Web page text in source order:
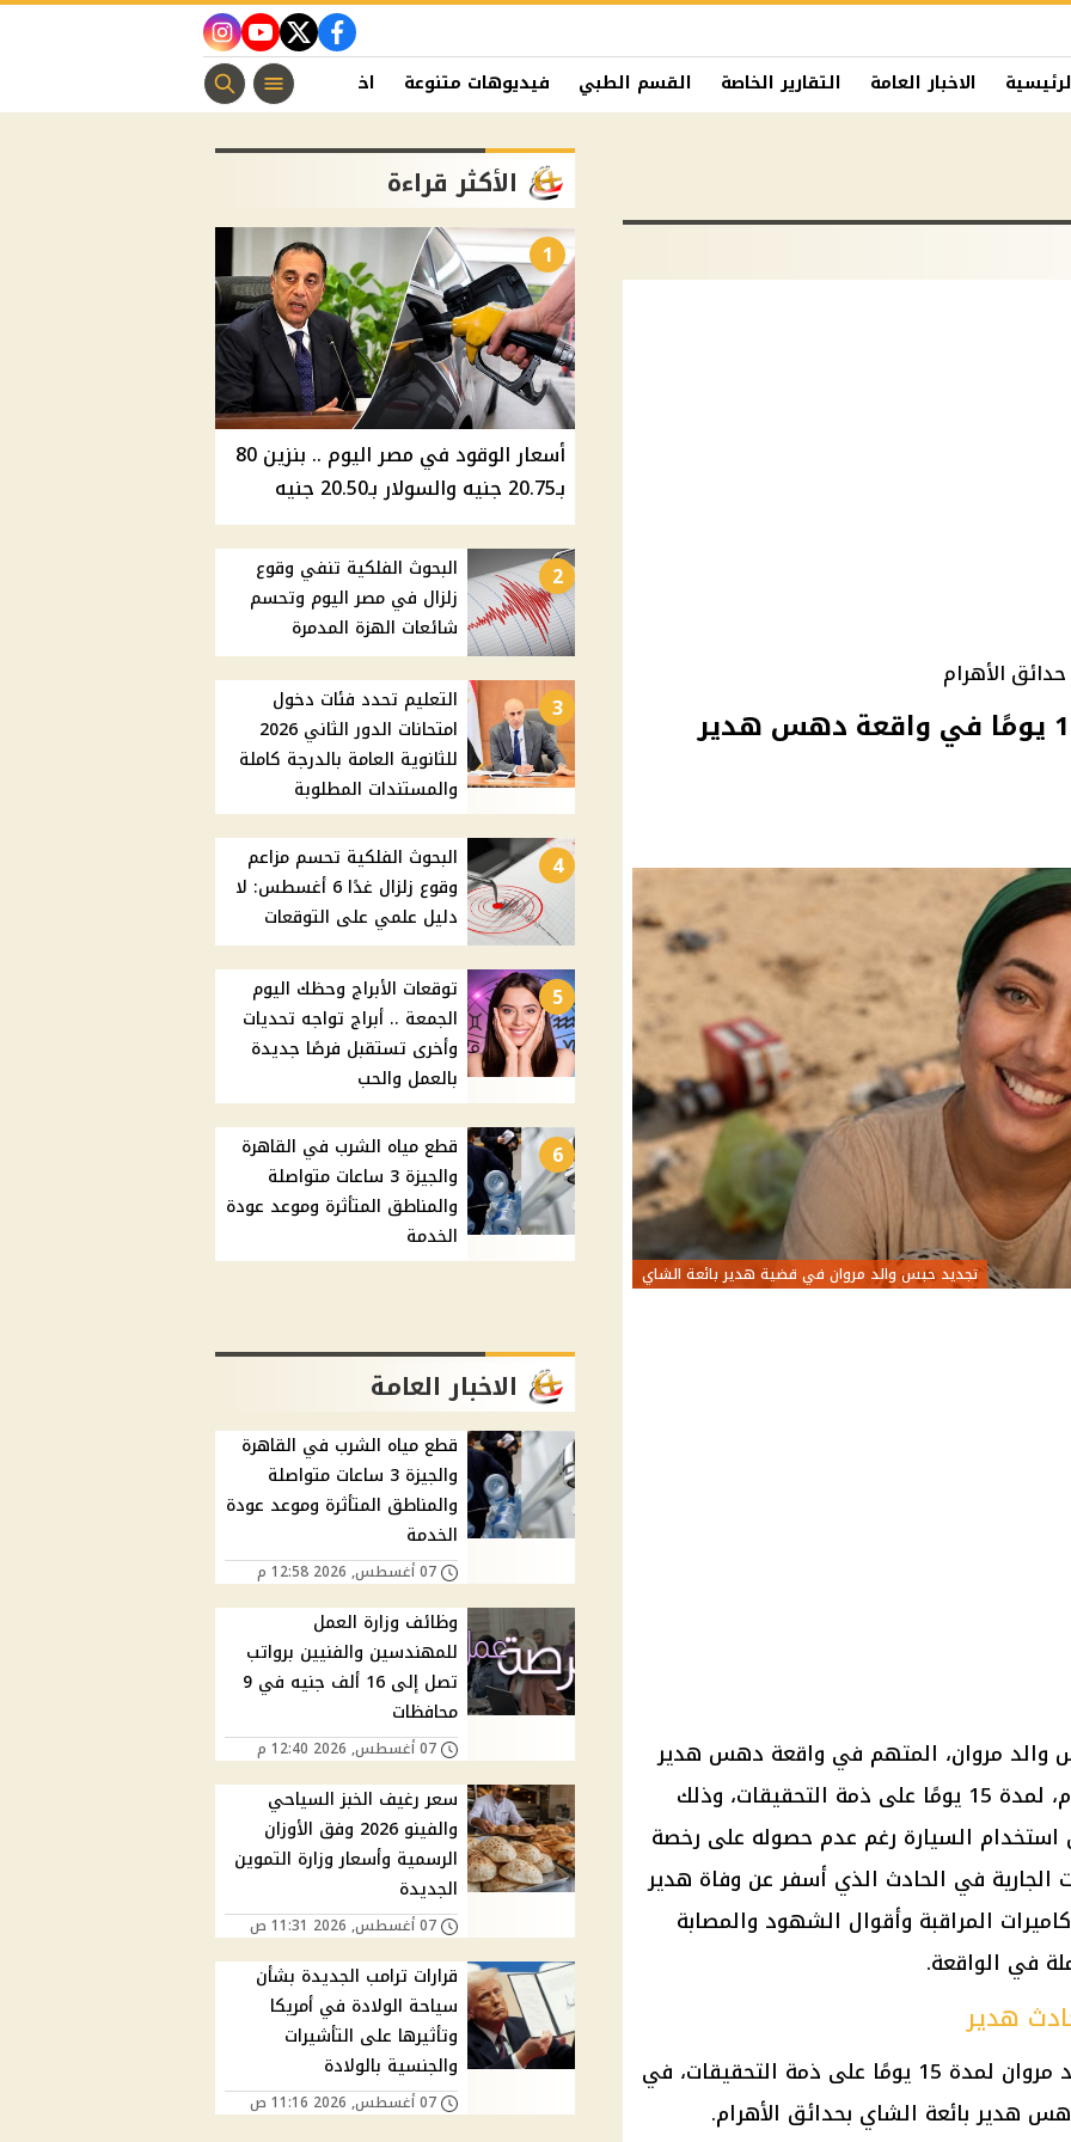
facebook
twitter
youtube
instagram
الاخبار العامة التقارير الخاصة القسم الطبي فيديوهات متنوعة اخبار الفن منوعات مسيحية
الأهرام
تجديد حبس والد مروان 15 يومًا في واقعة دهس هدير
تجديد حبس والد مروان في قضية هدير بائعة الشاي
والد مروان، المتهم في واقعة دهس هدير
بائعة الشاي بمنطقة حدائق الأهرام، لمدة 15 يومًا على ذمة التحقيقات، وذلك
استخدام السيارة رغم عدم حصوله على رخصة
الجارية في الحادث الذي أسفر عن وفاة هدير
المراقبة وأقوال الشهود والمصابة
في الواقعة.
هدير
جددت محكمة جنح الهرم حبس والد مروان لمدة 15 يومًا على ذمة التحقيقات، في
هدير بائعة الشاي بحدائق الأهرام.
الأكثر قراءة
1
أسعار الوقود في مصر اليوم .. بنزين 80
بـ20.75 جنيه والسولار بـ20.50 جنيه
2
البحوث الفلكية تنفي وقوع
زلزال في مصر اليوم وتحسم
شائعات الهزة المدمرة
3
التعليم تحدد فئات دخول
امتحانات الدور الثاني 2026
للثانوية العامة بالدرجة كاملة
والمستندات المطلوبة
4
البحوث الفلكية تحسم مزاعم
وقوع زلزال غدًا 6 أغسطس: لا
دليل علمي على التوقعات
5
توقعات الأبراج وحظك اليوم
الجمعة .. أبراج تواجه تحديات
وأخرى تستقبل فرصًا جديدة
بالعمل والحب
6
قطع مياه الشرب في القاهرة
والجيزة 3 ساعات متواصلة
والمناطق المتأثرة وموعد عودة
الخدمة
الاخبار العامة
قطع مياه الشرب في القاهرة
والجيزة 3 ساعات متواصلة
والمناطق المتأثرة وموعد عودة
الخدمة
07 أغسطس, 2026 12:58 م
وظائف وزارة العمل
للمهندسين والفنيين برواتب
تصل إلى 16 ألف جنيه في 9
محافظات
07 أغسطس, 2026 12:40 م
سعر رغيف الخبز السياحي
والفينو 2026 وفق الأوزان
الرسمية وأسعار وزارة التموين
الجديدة
07 أغسطس, 2026 11:31 ص
قرارات ترامب الجديدة بشأن
سياحة الولادة في أمريكا
وتأثيرها على التأشيرات
والجنسية بالولادة
07 أغسطس, 2026 11:16 ص